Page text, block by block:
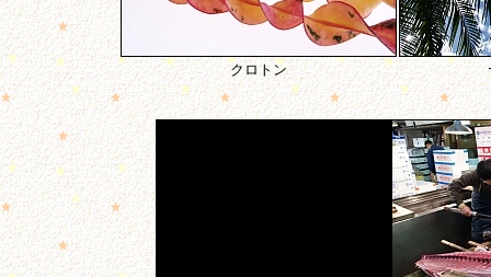
クロトン